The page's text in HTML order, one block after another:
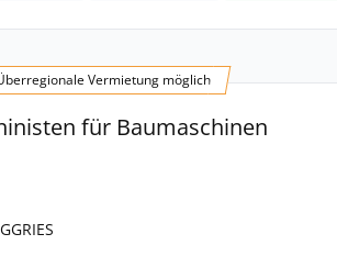
Vermietung möglich
für Baumaschinen